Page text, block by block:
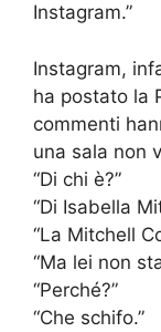
Instagram.”
Instagram,
ha postato la
commenti
una sala non
“Di chi è?”
“Di Isabella
“La Mitchell
“Ma lei non
“Perché?”
“Che schifo.”